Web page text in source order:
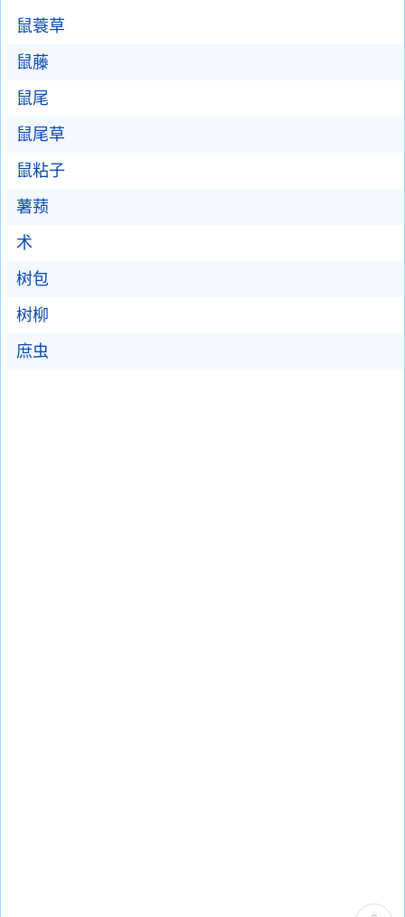
鼠蓑草
鼠藤
鼠尾
鼠尾草
鼠粘子
薯蓣
术
树包
树柳
庶虫